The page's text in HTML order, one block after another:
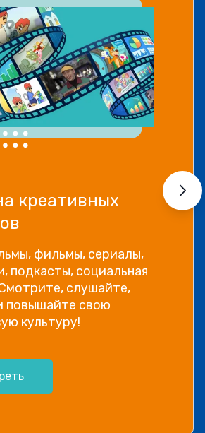
креативных
фильмы, сериалы,
подкасты, социальная
слушайте,
повышайте свою
культуру!